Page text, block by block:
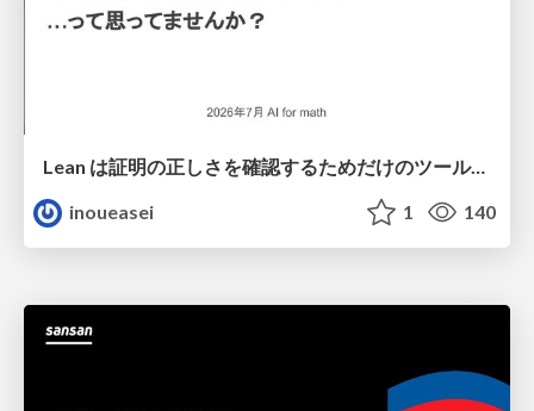
Lean は証明の正しさを確認するためだけのツールって思ってませんか？
inoueasei
1 140